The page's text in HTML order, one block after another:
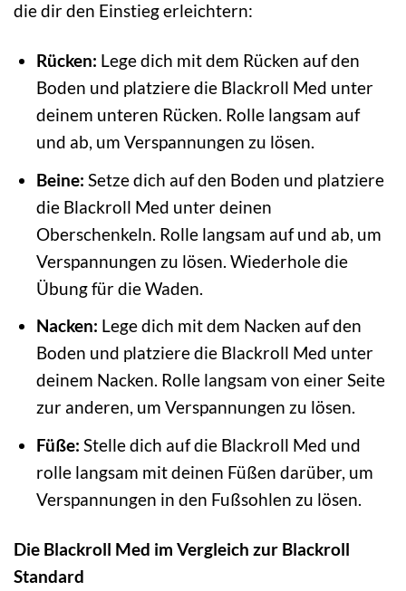
die dir den Einstieg erleichtern:
Rücken: Lege dich mit dem Rücken auf den
Boden und platziere die Blackroll Med unter
deinem unteren Rücken. Rolle langsam auf
und ab, um Verspannungen zu lösen.
Beine: Setze dich auf den Boden und platziere
die Blackroll Med unter deinen
Oberschenkeln. Rolle langsam auf und ab, um
Verspannungen zu lösen. Wiederhole die
Übung für die Waden.
Nacken: Lege dich mit dem Nacken auf den
Boden und platziere die Blackroll Med unter
deinem Nacken. Rolle langsam von einer Seite
zur anderen, um Verspannungen zu lösen.
Füße: Stelle dich auf die Blackroll Med und
rolle langsam mit deinen Füßen darüber, um
Verspannungen in den Fußsohlen zu lösen.
Die Blackroll Med im Vergleich zur Blackroll
Standard